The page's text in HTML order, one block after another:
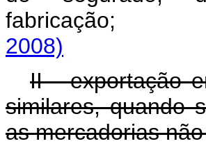
2008)
II - exportação
similares, quando
as mercadorias